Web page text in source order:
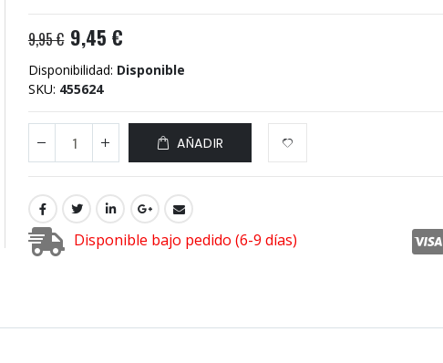
9,95 € 9,45 €
Disponibilidad: Disponible
SKU 455624
AÑADIR
Disponible bajo pedido (6-9 días)